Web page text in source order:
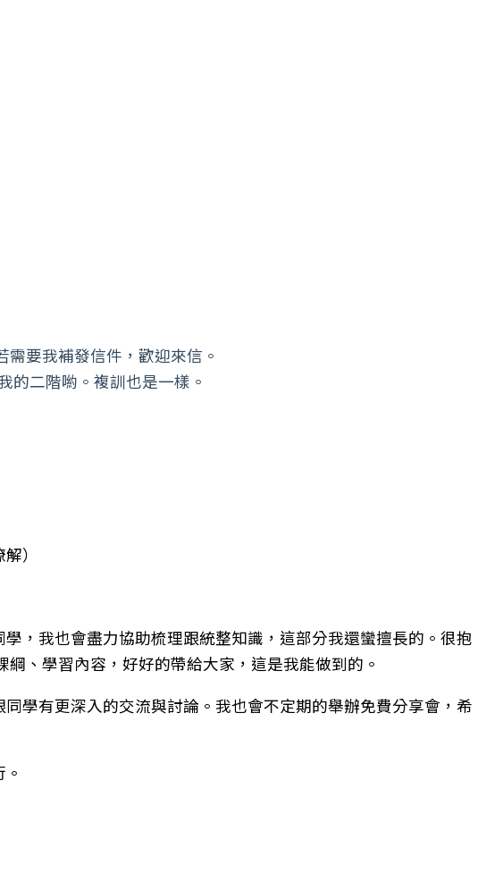
需要我補發信件，歡迎來信。
的二階喲。複訓也是一樣。
）
，我也會盡力協助梳理跟統整知識，這部分我還蠻擅長的。很抱
、學習內容，好好的帶給大家，這是我能做到的。
學有更深入的交流與討論。我也會不定期的舉辦免費分享會，希